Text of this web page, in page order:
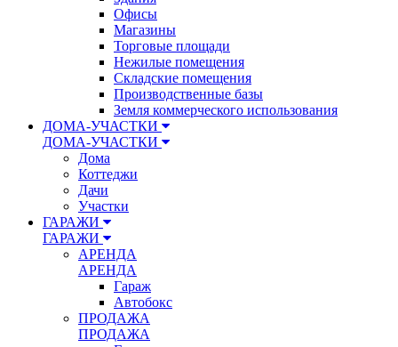
Офисы
Магазины
Торговые площади
Нежилые помещения
Складские помещения
Производственные базы
Земля коммерческого использования
ДОМА-УЧАСТКИ
ДОМА-УЧАСТКИ
Дома
Коттеджи
Дачи
Участки
ГАРАЖИ
ГАРАЖИ
АРЕНДА
АРЕНДА
Гараж
Автобокс
ПРОДАЖА
ПРОДАЖА